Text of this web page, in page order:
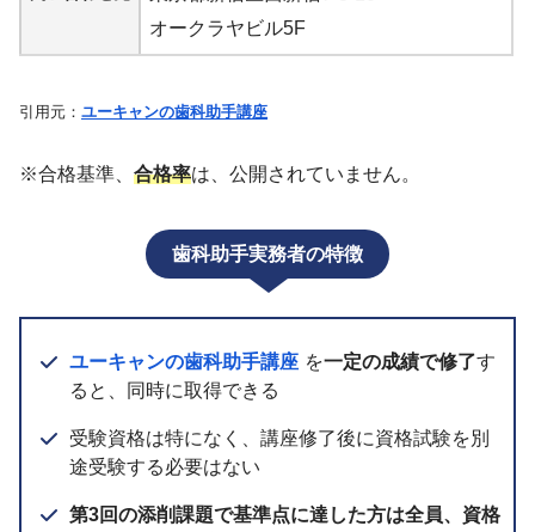
オークラヤビル5F
引用元： ユーキャンの歯科助手講座
※合格基準、 合格率は、公開されていません。
歯科助手実務者の特徴
ユーキャンの歯科助手講座 を一定の成績で修了す
ると、同時に取得できる
受験資格は特になく、講座修了後に資格試験を別
途受験する必要はない
第3回の添削課題で基準点に達した方は全員、資格